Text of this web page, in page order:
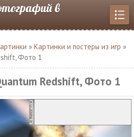
в
» Картинки и постеры из игр »
Фото 1
Redshift, Фото 1